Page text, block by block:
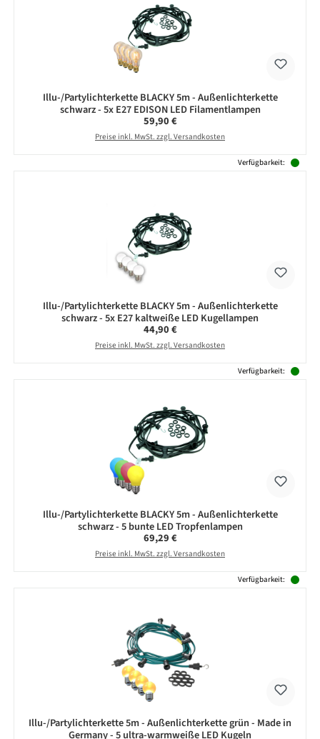
Illu-/Partylichterkette BLACKY 5m - Außenlichterkette
schwarz - 5x E27 EDISON LED Filamentlampen
Regulärer Preis:
59,90 €
Preise inkl. MwSt. zzgl. Versandkosten
Verfügbarkeit:
Illu-/Partylichterkette BLACKY 5m - Außenlichterkette
schwarz - 5x E27 kaltweiße LED Kugellampen
Regulärer Preis:
44,90 €
Preise inkl. MwSt. zzgl. Versandkosten
Verfügbarkeit:
Illu-/Partylichterkette BLACKY 5m - Außenlichterkette
schwarz - 5 bunte LED Tropfenlampen
Regulärer Preis:
69,29 €
Preise inkl. MwSt. zzgl. Versandkosten
Verfügbarkeit:
Illu-/Partylichterkette 5m - Außenlichterkette grün - Made in
Germany - 5 ultra-warmweiße LED Kugeln